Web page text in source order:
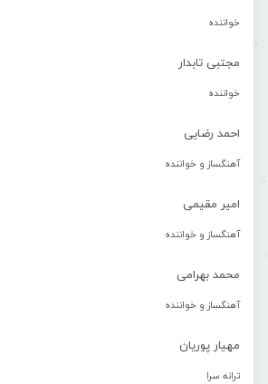
خواننده
مجتبی تابدار
خواننده
احمد رضایی
آهنگساز و خواننده
امیر مقیمی
آهنگساز و خواننده
محمد بهرامی
آهنگساز و خواننده
مهیار پوریان
ترانه سرا